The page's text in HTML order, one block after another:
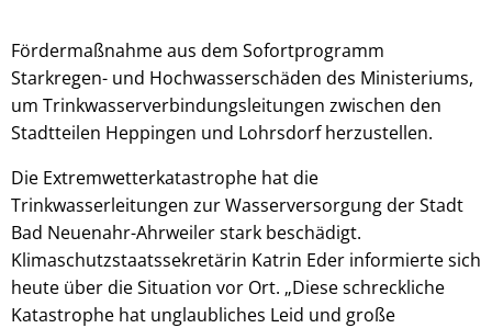
Fördermaßnahme aus dem Sofortprogramm
Starkregen- und Hochwasserschäden des Ministeriums,
um Trinkwasserverbindungsleitungen zwischen den
Stadtteilen Heppingen und Lohrsdorf herzustellen.
Die Extremwetterkatastrophe hat die
Trinkwasserleitungen zur Wasserversorgung der Stadt
Bad Neuenahr-Ahrweiler stark beschädigt.
Klimaschutzstaatssekretärin Katrin Eder informierte sich
heute über die Situation vor Ort. „Diese schreckliche
Katastrophe hat unglaubliches Leid und große